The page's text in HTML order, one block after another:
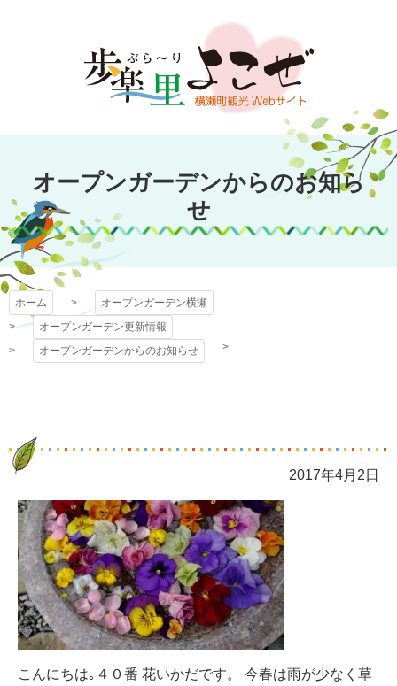
文
キ
プ
オープンガーデン
横瀬
オープンガーデンからのお知ら
せ
ホーム
オープンガーデン横瀬
オープンガーデン更新情報
オープンガーデンからのお知らせ
2017年4月2日
こんにちは｡４０番 花いかだです。 今春は雨が少なく草